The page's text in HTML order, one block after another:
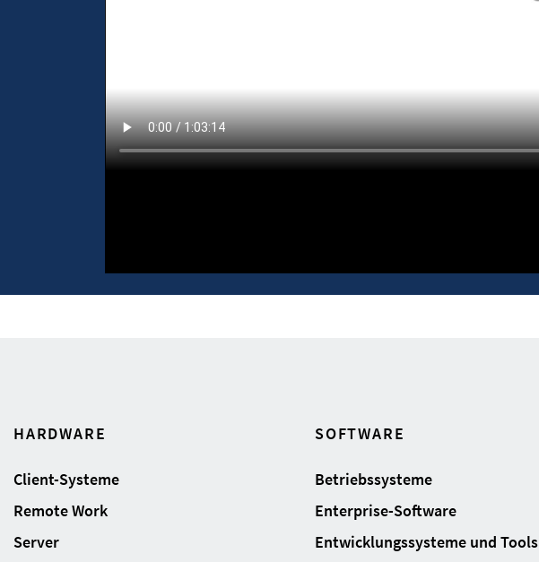
HARDWARE
Client-Systeme
Remote Work
Server
SOFTWARE
Betriebssysteme
Enterprise-Software
Entwicklungssysteme und Tools